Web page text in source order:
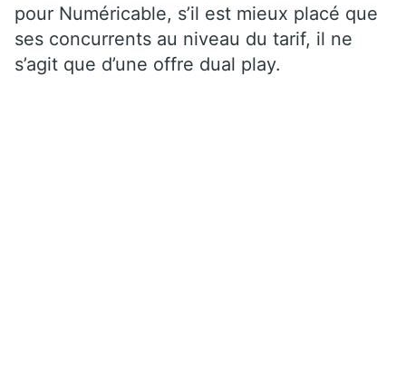
pour Numéricable, s’il est mieux placé que
ses concurrents au niveau du tarif, il ne
s’agit que d’une offre dual play.